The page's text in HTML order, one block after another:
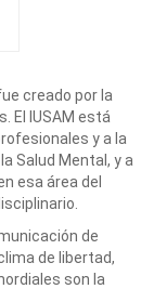
creado por la
El IUSAM está
y a la
Salud Mental, y a
esa área del
de
de libertad,
son la